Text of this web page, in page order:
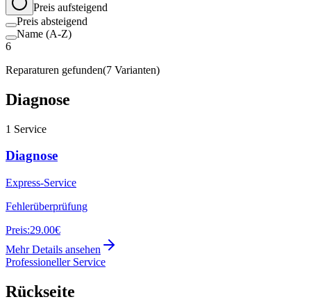
Preis aufsteigend
Preis absteigend
Name (A-Z)
6
Reparaturen gefunden(7 Varianten)
Diagnose
1 Service
Diagnose
Express-Service
Fehlerüberprüfung
Preis:29.00€
Mehr Details ansehen
Professioneller Service
Rückseite